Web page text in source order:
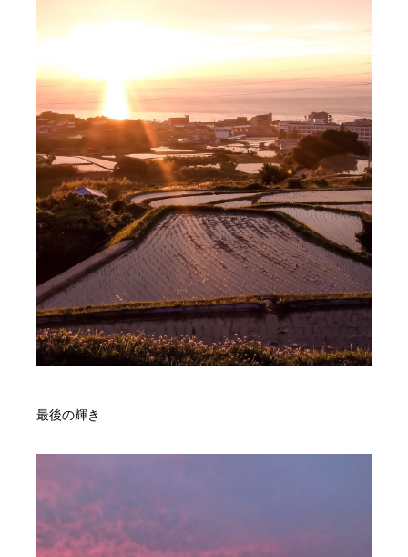
最後の輝き